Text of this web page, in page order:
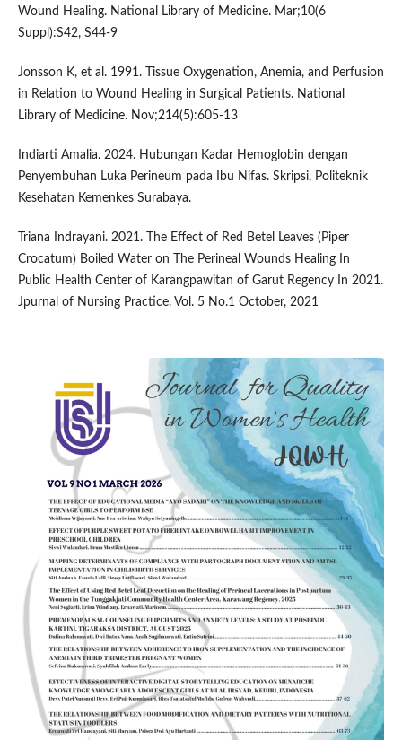
Wound Healing. National Library of Medicine. Mar;10(6
Suppl):S42, S44-9
Jonsson K, et al. 1991. Tissue Oxygenation, Anemia, and Perfusion
in Relation to Wound Healing in Surgical Patients. National
Library of Medicine. Nov;214(5):605-13
Indiarti Amalia. 2024. Hubungan Kadar Hemoglobin dengan
Penyembuhan Luka Perineum pada Ibu Nifas. Skripsi, Politeknik
Kesehatan Kemenkes Surabaya.
Triana Indrayani. 2021. The Effect of Red Betel Leaves (Piper
Crocatum) Boiled Water on The Perineal Wounds Healing In
Public Health Center of Karangpawitan of Garut Regency In 2021.
Jpurnal of Nursing Practice. Vol. 5 No.1 October, 2021